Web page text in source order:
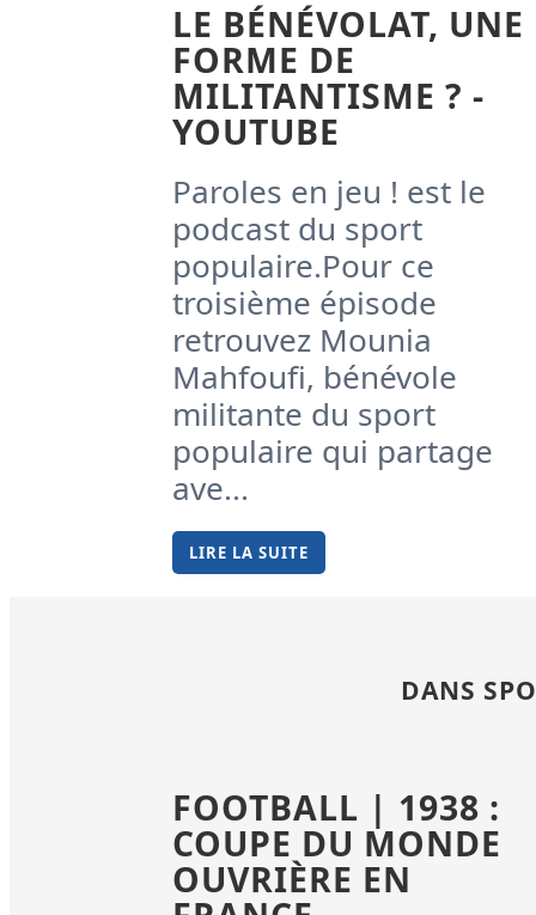
LE BÉNÉVOLAT, UNE
FORME DE
MILITANTISME ? -
YOUTUBE
Paroles en jeu ! est le
podcast du sport
populaire.Pour ce
troisième épisode
retrouvez Mounia
Mahfoufi, bénévole
militante du sport
populaire qui partage
ave...
LIRE LA SUITE
DANS
FOOTBALL | 1938 :
COUPE DU MONDE
OUVRIÈRE EN